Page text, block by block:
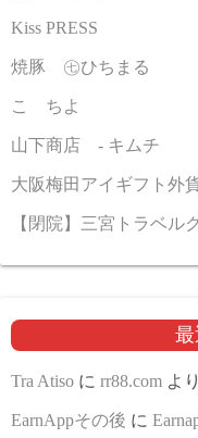
Kiss PRESS
焼豚 ㊆ひちまる
こゝちよ
山下商店 - キムチ
大阪梅田アイギフト外
【閉院】三宮トラベル
最
Tra Atiso に rr88.com より
EarnAppその後 に